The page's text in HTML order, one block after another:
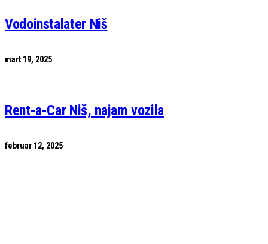
Vodoinstalater Niš
mart 19, 2025
Rent-a-Car Niš, najam vozila
februar 12, 2025